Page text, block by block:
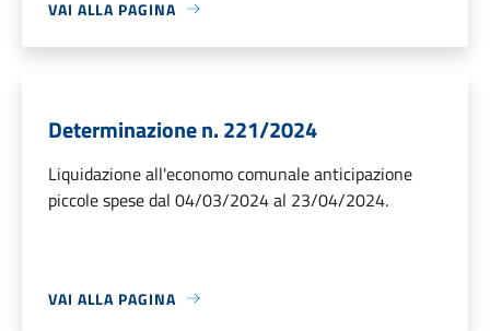
VAI ALLA PAGINA
Determinazione n. 221/2024
Liquidazione all'economo comunale anticipazione
piccole spese dal 04/03/2024 al 23/04/2024.
VAI ALLA PAGINA